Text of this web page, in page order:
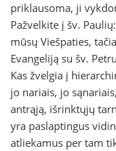
priklausoma, ji
Pažvelkite į šv.
mūsų Viešpaties,
Evangeliją su šv.
Kas žvelgia į
jo nariais, jo
antrąją, išrinktųjų
yra paslaptingus
atliekamus per tam